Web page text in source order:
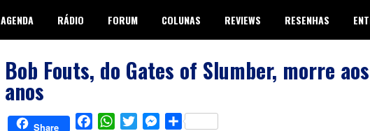
AGENDA RÁDIO FORUM COLUNAS REVIEWS RESENHAS
Bob Fouts, do Gates of Slumber, morre
anos
Share FacebookWhatsAppTwitterMessenger
Share